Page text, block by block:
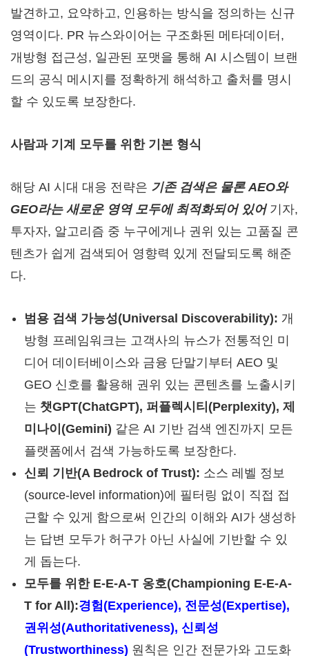
발견하고, 요약하고, 인용하는 방식을 정의하는 신규
영역이다. PR 뉴스와이어는 구조화된 메타데이터,
개방형 접근성, 일관된 포맷을 통해 AI 시스템이 브랜
드의 공식 메시지를 정확하게 해석하고 출처를 명시
할 수 있도록 보장한다.
사람과 기계 모두를 위한 기본 형식
해당 AI 시대 대응 전략은 기존 검색은 물론AEO와
GEO라는 새로운 영역 모두에 최적화되어 있어기자,
투자자, 알고리즘 중 누구에게나 권위 있는 고품질 콘
텐츠가 쉽게 검색되어 영향력 있게 전달되도록 해준
다.
범용 검색 가능성(Universal Discoverability): 개
방형 프레임워크는 고객사의 뉴스가 전통적인 미
디어 데이터베이스와 금융 단말기부터 AEO 및
GEO 신호를 활용해 권위 있는 콘텐츠를 노출시키
는 챗GPT(ChatGPT), 퍼플렉시티(Perplexity), 제
미나이(Gemini) 같은 AI 기반 검색 엔진까지 모든
플랫폼에서 검색 가능하도록 보장한다.
신뢰 기반(A Bedrock of Trust): 소스 레벨 정보
(source-level information)에 필터링 없이 직접 접
근할 수 있게 함으로써 인간의 이해와 AI가 생성하
는 답변 모두가 허구가 아닌 사실에 기반할 수 있
게 돕는다.
모두를 위한 E-E-A-T 옹호(Championing E-E-A-
T for All):경험(Experience), 전문성(Expertise),
권위성(Authoritativeness), 신뢰성
(Trustworthiness) 원칙은 인간 전문가와 고도화